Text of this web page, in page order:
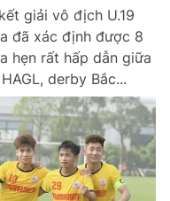
giải vô địch U.19
đã xác định được 8
hẹn rất hấp dẫn giữa
derby Bắc...